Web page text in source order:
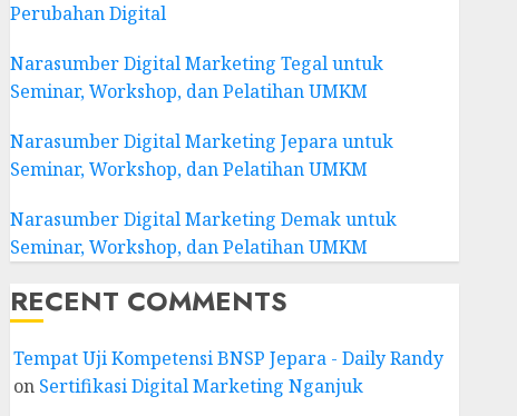
Perubahan Digital
Narasumber Digital Marketing Tegal untuk
Seminar, Workshop, dan Pelatihan UMKM
Narasumber Digital Marketing Jepara untuk
Seminar, Workshop, dan Pelatihan UMKM
Narasumber Digital Marketing Demak untuk
Seminar, Workshop, dan Pelatihan UMKM
RECENT COMMENTS
Tempat Uji Kompetensi BNSP Jepara - Daily Randy
on Sertifikasi Digital Marketing Nganjuk